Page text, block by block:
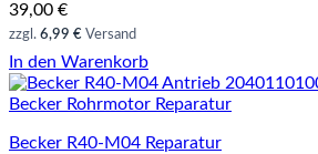
39,00 €
zzgl. 6,99 € Versand
In den Warenkorb
Becker Rohrmotor Reparatur
Becker R40-M04 Reparatur